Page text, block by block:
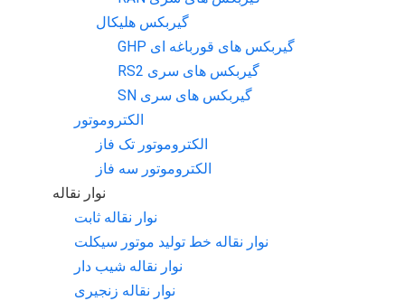
گیربکس هلیکال
گیربکس های قورباغه ای GHP
گیربکس های سری RS2
گیربکس های سری SN
الکتروموتور
الکتروموتور تک فاز
الکتروموتور سه فاز
نوار نقاله
نوار نقاله ثابت
نوار نقاله خط تولید موتور سیکلت
نوار نقاله شیب دار
نوار نقاله زنجیری